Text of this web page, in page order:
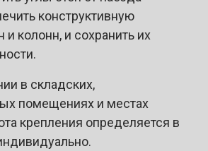
конструктивную
и колонн, и сохранить их
в складских,
помещениях и местах
крепления определяется в